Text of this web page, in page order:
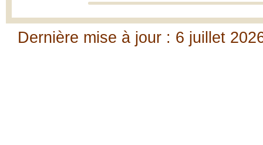
Dernière mise à jour : 6 juillet